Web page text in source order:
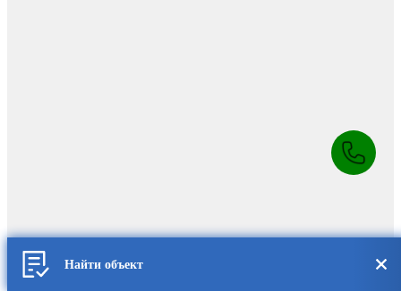
Найти объект